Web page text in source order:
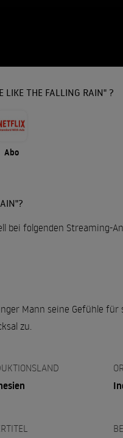
LIKE THE FALLING RAIN" ?
Abo
bei folgenden Streaming-
Mann seine Gefühle
zu.